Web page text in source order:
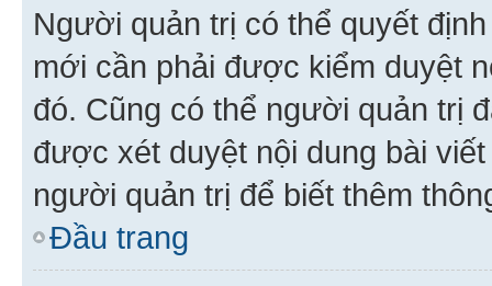
Người quản trị có thể quyết
mới cần phải được kiểm duyệt
đó. Cũng có thể người quản trị
được xét duyệt nội dung bài
người quản trị để biết thêm
Đầu trang